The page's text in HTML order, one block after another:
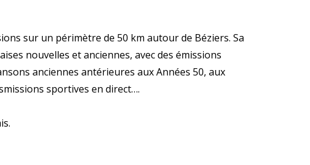
sur un périmètre de 50 km autour de Béziers. Sa
nouvelles et anciennes, avec des émissions
anciennes antérieures aux Années 50, aux
sportives en direct….